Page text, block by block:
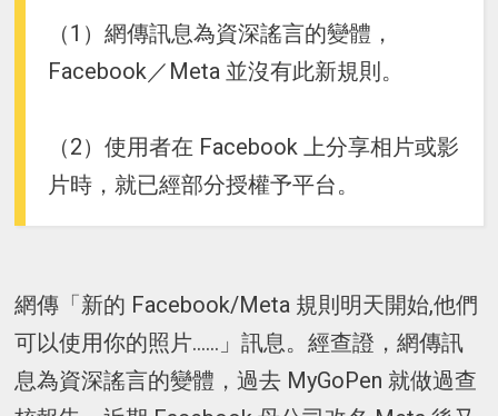
（1）網傳訊息為資深謠言的變體，
Facebook／Meta 並沒有此新規則。
（2）使用者在 Facebook 上分享相片或影
片時，就已經部分授權予平台。
網傳「新的 Facebook/Meta 規則明天開始,他們
可以使用你的照片......」訊息。經查證，網傳訊
息為資深謠言的變體，過去 MyGoPen 就做過查